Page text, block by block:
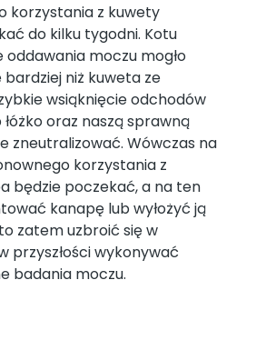
korzystania z kuwety
do kilku tygodni. Kotu
oddawania moczu mogło
niż kuweta ze
wsiąknięcie odchodów
oraz naszą sprawną
zneutralizować. Wówczas na
korzystania z
będzie poczekać, a na ten
kanapę lub wyłożyć ją
zatem uzbroić się w
przyszłości wykonywać
badania moczu.